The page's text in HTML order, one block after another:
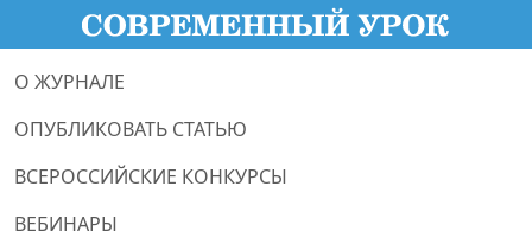
О ЖУРНАЛЕ
ОПУБЛИКОВАТЬ СТАТЬЮ
ВСЕРОССИЙСКИЕ КОНКУРСЫ
ВЕБИНАРЫ